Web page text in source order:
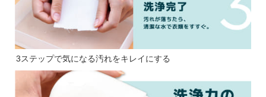
3ステップで気になる汚れをキレイにする